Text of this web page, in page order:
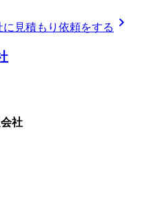
に見積もり依頼をする chevron_right
社